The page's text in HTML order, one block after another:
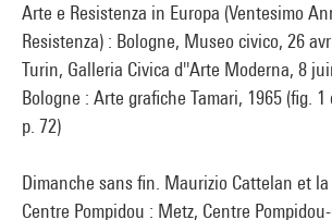
Arte e Resistenza in Europa (Ventesimo
Resistenza) : Bologne, Museo civico, 26
Turin, Galleria Civica d''Arte Moderna, 8
Bologne : Arte grafiche Tamari, 1965 (fig. 1
p. 72)
Dimanche sans fin. Maurizio Cattelan et
Centre Pompidou : Metz, Centre